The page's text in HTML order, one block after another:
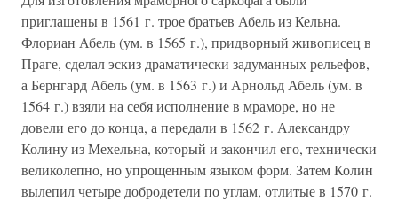
приглашены в 1561 г. трое братьев Абель из Кельна.
Флориан Абель (ум. в 1565 г.), придворный живописец в
Праге, сделал эскиз драматически задуманных рельефов,
а Бернгард Абель (ум. в 1563 г.) и Арнольд Абель (ум. в
1564 г.) взяли на себя исполнение в мраморе, но не
довели его до конца, а передали в 1562 г. Александру
Колину из Мехельна, который и закончил его, технически
великолепно, но упрощенным языком форм. Затем Колин
вылепил четыре добродетели по углам, отлитые в 1570 г.